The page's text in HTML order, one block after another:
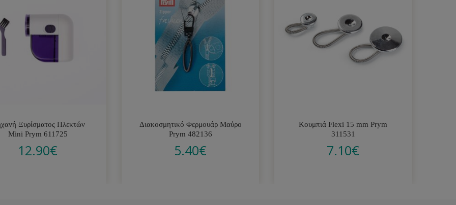
Ξυρίσματος Πλεκτών
Mini Prym 611725
12.90€
Διακοσμητικό Φερμουάρ Μαύρο
Prym 482136
5.40€
Κουμπιά Flexi 15 mm Prym
311531
7.10€